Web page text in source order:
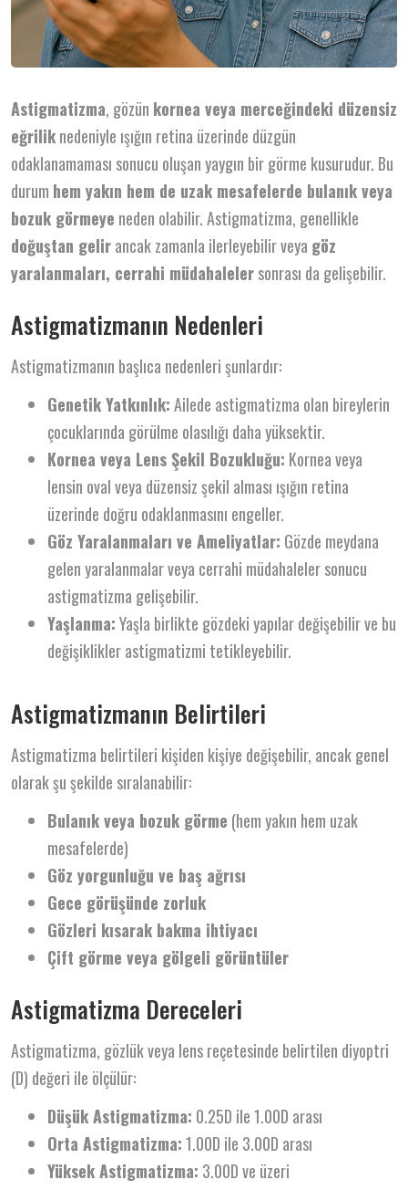
Astigmatizma, gözün kornea veya merceğindeki düzensiz
eğriliknedeniyle ışığın retina üzerinde düzgün
odaklanamaması sonucu oluşan yaygın bir görme kusurudur. Bu
durum hem yakın hem de uzak mesafelerde bulanık veya
bozuk görmeye neden olabilir. Astigmatizma, genellikle
doğuştan gelirancak zamanla ilerleyebilir veya göz
yaralanmaları, cerrahi müdahalelersonrası da gelişebilir.
Astigmatizmanın Nedenleri
Astigmatizmanın başlıca nedenleri şunlardır:
Genetik Yatkınlık:Ailede astigmatizma olan bireylerin
çocuklarında görülme olasılığı daha yüksektir.
Kornea veya Lens Şekil Bozukluğu: Kornea veya
lensin oval veya düzensiz şekil alması ışığın retina
üzerinde doğru odaklanmasını engeller.
Göz Yaralanmaları ve Ameliyatlar: Gözde meydana
gelen yaralanmalar veya cerrahi müdahaleler sonucu
astigmatizma gelişebilir.
Yaşlanma:Yaşla birlikte gözdeki yapılar değişebilir ve bu
değişiklikler astigmatizmi tetikleyebilir.
Astigmatizmanın Belirtileri
Astigmatizma belirtileri kişiden kişiye değişebilir, ancak genel
olarak şu şekilde sıralanabilir:
Bulanık veya bozuk görme (hem yakın hem uzak
mesafelerde)
Göz yorgunluğu ve baş ağrısı
Gece görüşünde zorluk
Gözleri kısarak bakma ihtiyacı
Çift görme veya gölgeli görüntüler
Astigmatizma Dereceleri
Astigmatizma, gözlük veya lens reçetesinde belirtilen diyoptri
(D) değeri ile ölçülür:
Düşük Astigmatizma: 0.25D ile 1.00D arası
Orta Astigmatizma:1.00D ile 3.00D arası
Yüksek Astigmatizma: 3.00D ve üzeri